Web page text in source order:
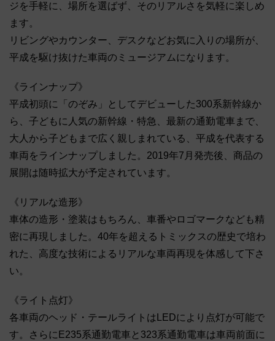
ジを手軽に、場所を選ばず、そのリアルさを気軽に楽しめ
ます。
リビングやカウンター、デスクなどお気に入りの場所が、
平成を駆け抜けた車両のミュージアムになります。
《ラインナップ》
平成初頭に「のぞみ」としてデビューした300系新幹線か
ら、子どもに人気の新幹線・特急、最新の通勤電車まで、
大人から子どもまで広く親しまれている、平成を代表する
車両をラインナップしました。2019年7月発売後、商品の
展開は随時拡大が予定されています。
《リアルな造形》
車体の造形・塗装はもちろん、車番やロゴマークなども精
密に再現しました。40年を超えるトミックスの歴史で培わ
れた、高度な技術によるリアルな車両再現を体感して下さ
い。
《ライト点灯》
各車両のヘッド・テールライトはLEDにより点灯が可能で
す。さらにE235系通勤電車と323系通勤電車は車両前面に